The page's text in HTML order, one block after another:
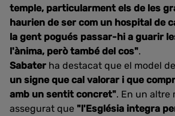
temple, particularment els de les
haurien de ser com un hospital de
la gent pogués passar-hi a guarir
l'ànima, però també del cos".
Sabater ha destacat que el model
un signe que cal valorar i que
amb un sentit concret". En un altre
assegurat que "l'Església integra